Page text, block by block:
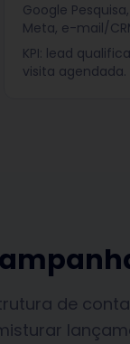
Google
Meta, e-mail/
KPI: lead
visita agendada.
de
misturar